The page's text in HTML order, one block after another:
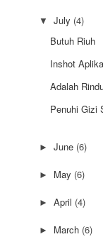
▼ July (4)
Butuh Riuh
Inshot
Adalah
Penuhi Gizi
► June (6)
► May (6)
► April (4)
► March (6)